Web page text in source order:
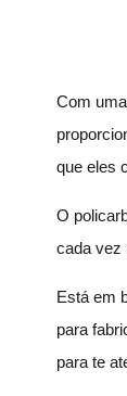
Com
que eles
O
cada vez
Está em
para
para te